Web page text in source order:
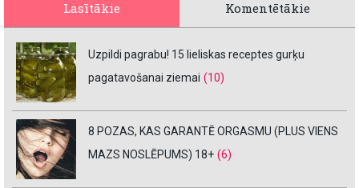
Lasītākie Komentētākie
Uzpildi pagrabu! 15 lieliskas receptes gurķu
pagatavošanai ziemai (10)
8 POZAS, KAS GARANTĒ ORGASMU (PLUS VIENS
MAZS NOSLĒPUMS) 18+ (6)